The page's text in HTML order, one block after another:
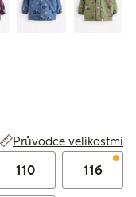
Průvodce velikostmi
110 116